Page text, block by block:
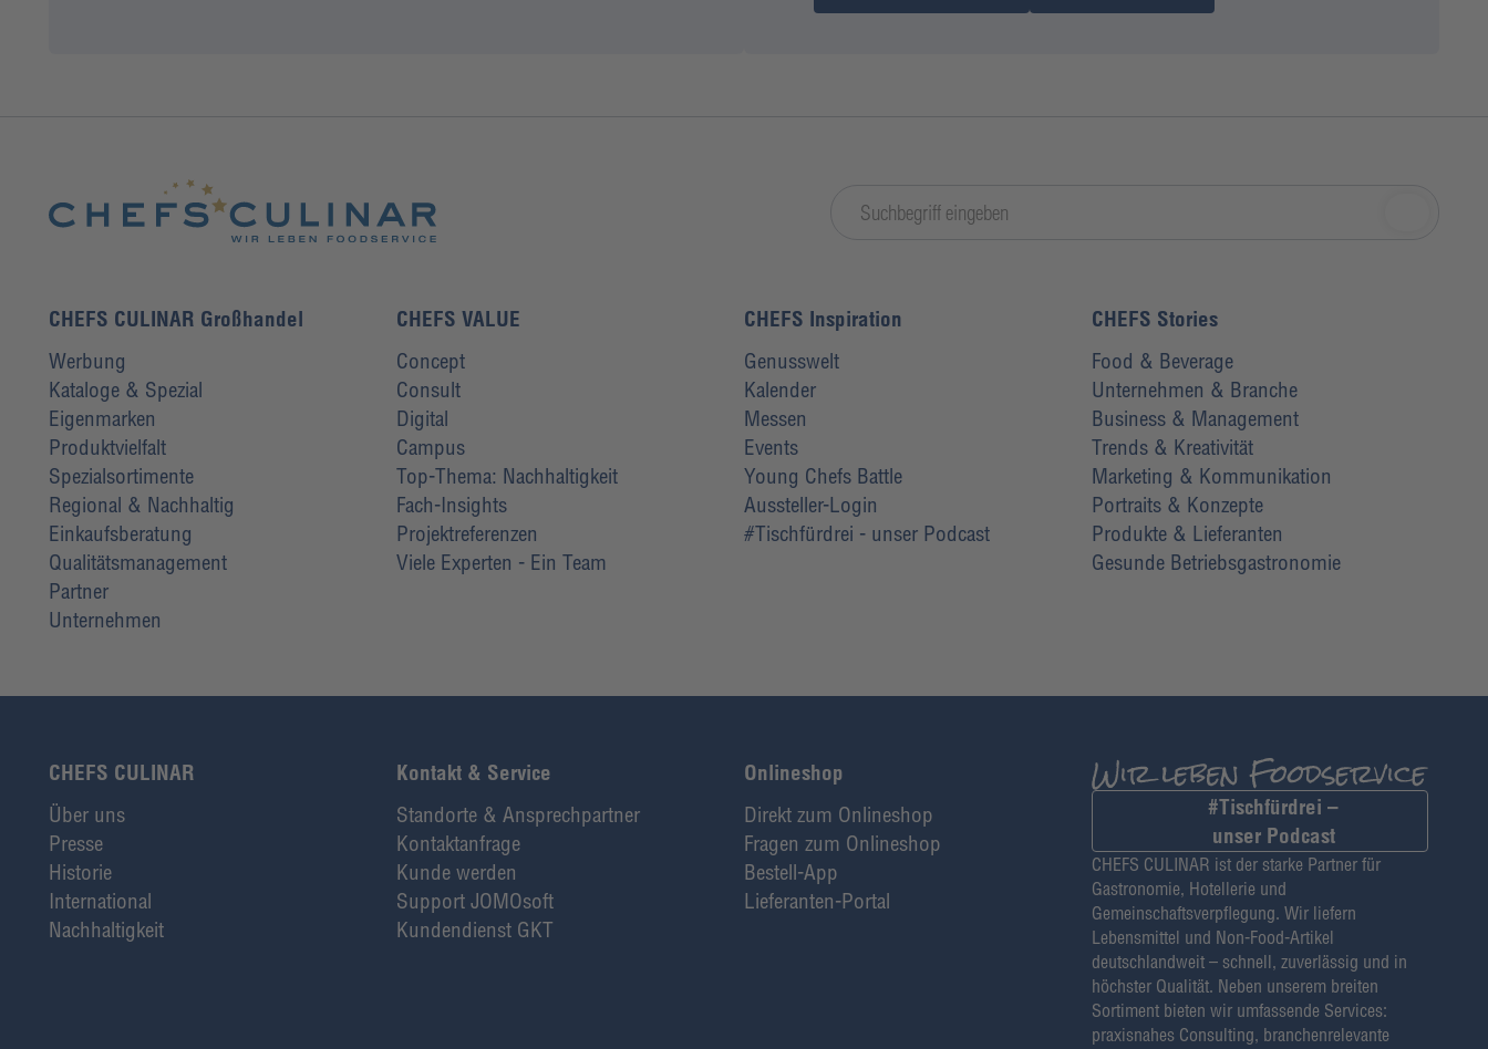
CHEFS CULINAR Großhandel
Werbung
Kataloge & Spezial
Eigenmarken
Produktvielfalt
Spezialsortimente
Regional & Nachhaltig
Einkaufsberatung
Qualitätsmanagement
Partner
Unternehmen
CHEFS VALUE
Concept
Consult
Digital
Campus
Top-Thema: Nachhaltigkeit
Fach-Insights
Projektreferenzen
Viele Experten - Ein Team
CHEFS Inspiration
Genusswelt
Kalender
Messen
Events
Young Chefs Battle
Aussteller-Login
#Tischfürdrei - unser Podcast
CHEFS Stories
Food & Beverage
Unternehmen & Branche
Business & Management
Trends & Kreativität
Marketing & Kommunikation
Portraits & Konzepte
Produkte & Lieferanten
Gesunde Betriebsgastronomie
CHEFS CULINAR
Über uns
Presse
Historie
International
Nachhaltigkeit
Kontakt & Service
Standorte & Ansprechpartner
Kontaktanfrage
Kunde werden
Support JOMOsoft
Kundendienst GKT
Onlineshop
Direkt zum Onlineshop
Fragen zum Onlineshop
Bestell-App
Lieferanten-Portal
#Tischfürdrei –
unser Podcast
CHEFS CULINAR ist der starke Partner für
Gastronomie, Hotellerie und
Gemeinschaftsverpflegung. Wir liefern
Lebensmittel und Non-Food-Artikel
deutschlandweit – schnell, zuverlässig und in
höchster Qualität. Neben unserem breiten
Sortiment bieten wir umfassende Services:
praxisnahes Consulting, branchenrelevante